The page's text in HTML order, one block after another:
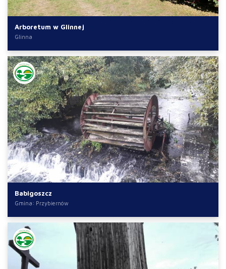
Arboretum w Glinnej
Glinna
Babigoszcz
Gmina: Przybiernów